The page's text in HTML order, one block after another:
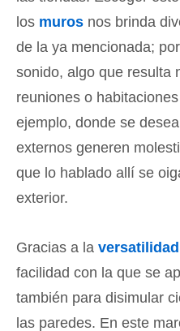
los muros nos brinda
de la ya mencionada;
sonido, algo que resulta
reuniones o
ejemplo, donde se
externos generen
que lo hablado allí se
exterior.
Gracias a la versatilidad
facilidad con la que se
también para disimular
las paredes. En este